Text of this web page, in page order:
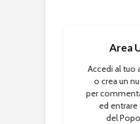
Area
Accedi al tuo
o crea un
per
ed entrare
del